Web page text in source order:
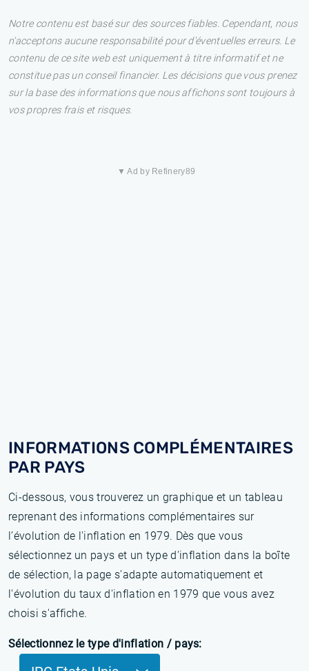
Notre contenu est basé sur des sources fiables. Cependant, nous
n'acceptons aucune responsabilité pour d'éventuelles erreurs. Le
contenu de ce site web est uniquement à titre informatif et ne
constitue pas un conseil financier. Les décisions que vous prenez
sur la base des informations que nous affichons sont toujours à
vos propres frais et risques.
▼ Ad by Refinery89
INFORMATIONS COMPLÉMENTAIRES
PAR PAYS
Ci-dessous, vous trouverez un graphique et un tableau
reprenant des informations complémentaires sur
l’évolution de l'inflation en 1979. Dès que vous
sélectionnez un pays et un type d'inflation dans la boîte
de sélection, la page s'adapte automatiquement et
l'évolution du taux d'inflation en 1979 que vous avez
choisi s'affiche.
Sélectionnez le type d'inflation / pays: